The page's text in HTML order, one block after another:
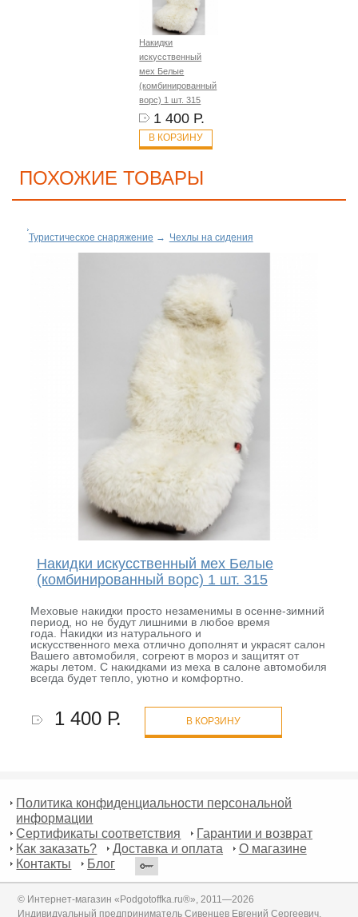
Накидки
искусственный
мех Белые
(комбинированный
ворс) 1 шт. 315
1 400 Р.
В КОРЗИНУ
ПОХОЖИЕ ТОВАРЫ
Туристическое снаряжение → Чехлы на сидения
Накидки искусственный мех Белые
(комбинированный ворс) 1 шт. 315
Меховые накидки просто незаменимы в осенне-зимний
период, но не будут лишними в любое время
года. Накидки из натурального и
искусственного меха отлично дополнят и украсят салон
Вашего автомобиля, согреют в мороз и защитят от
жары летом. С накидками из меха в салоне автомобиля
всегда будет тепло, уютно и комфортно.
1 400 Р. В КОРЗИНУ
Политика конфиденциальности персональной
информации
Сертификаты соответствия
Гарантии и возврат
Как заказать?
Доставка и оплата
О магазине
Контакты
Блог
© Интернет-магазин «Podgotoffka.ru®», 2011—2026
Индивидуальный предприниматель Сивенцев Евгений Сергеевич,